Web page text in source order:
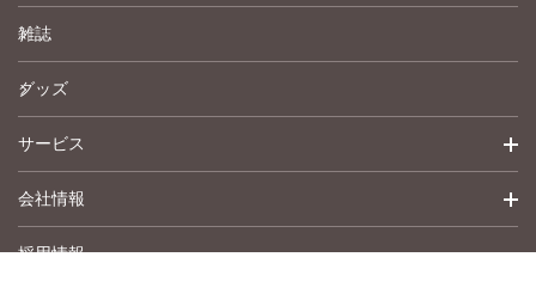
少女コミック
女性コミック
ペットコミック
青年コミック
英語版コミック
雑誌
グッズ
サービス
詳細検索
履歴
会社情報
トップメッセージ
採用情報